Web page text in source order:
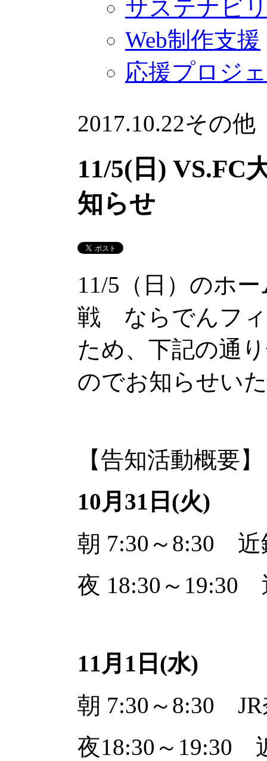
サステナビ
Web制作支援
応援プロジ
2017.10.22その他
11/5(日) VS.FC
知らせ
11/5（日）のホ
戦 ならでんフィ
ため、下記の通
のでお知らせい
【告知活動概要】
10月31日(火)
朝 7:30～8:30 近
夜 18:30～19:30
11月1日(水)
朝 7:30～8:30
夜18:30～19:30